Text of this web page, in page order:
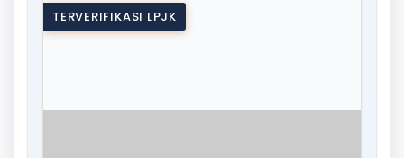
TERVERIFIKASI LPJK